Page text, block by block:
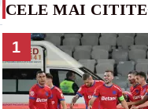
CELE MAI CITITE
1